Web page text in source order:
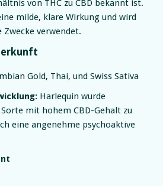
von THC zu CBD bekannt ist.
milde, klare Wirkung und wird
verwendet.
Gold, Thai, und Swiss Sativa
Harlequin wurde
mit hohem CBD-Gehalt zu
eine angenehme psychoaktive